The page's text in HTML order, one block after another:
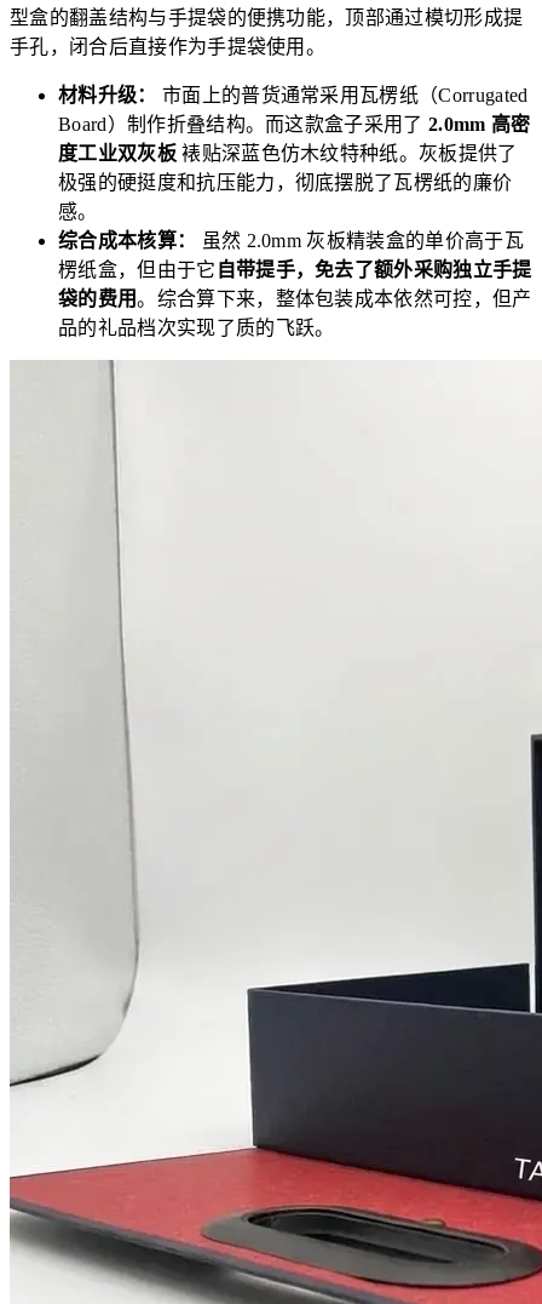
型盒的翻盖结构与手提袋的便携功能，顶部通过模切形成提
手孔，闭合后直接作为手提袋使用。
材料升级：
市面上的普货通常采用瓦楞纸（Corrugated
Board）制作折叠结构。而这款盒子采用了2.0mm 高密
度工业双灰板裱贴深蓝色仿木纹特种纸。灰板提供了
极强的硬挺度和抗压能力，彻底摆脱了瓦楞纸的廉价
感。
综合成本核算：
虽然 2.0mm 灰板精装盒的单价高于瓦
楞纸盒，但由于它 自带提手，免去了额外采购独立手提
袋的费用。综合算下来，整体包装成本依然可控，但产
品的礼品档次实现了质的飞跃。